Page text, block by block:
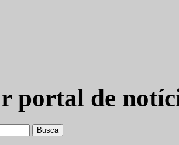
portal de